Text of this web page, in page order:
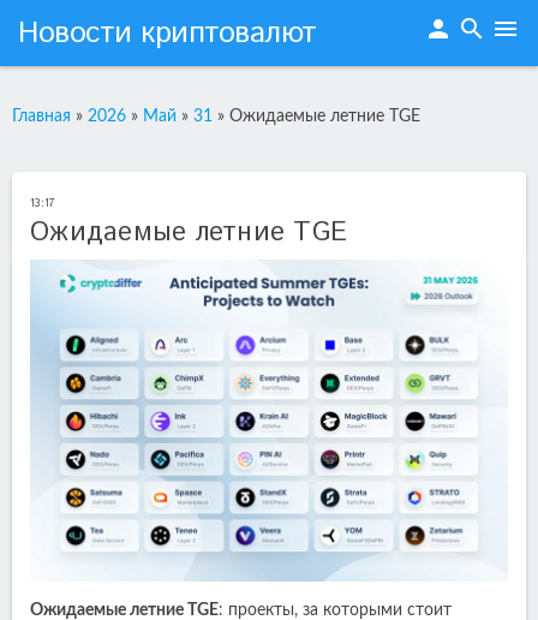
Новости криптовалют person search menu
Главная » 2026 » Май » 31 » Ожидаемые летние TGE
13:17
Ожидаемые летние TGE
Ожидаемые летние TGE: проекты, за которыми стоит